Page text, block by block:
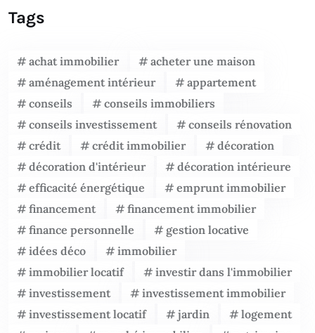
Tags
achat immobilier
acheter une maison
aménagement intérieur
appartement
conseils
conseils immobiliers
conseils investissement
conseils rénovation
crédit
crédit immobilier
décoration
décoration d'intérieur
décoration intérieure
efficacité énergétique
emprunt immobilier
financement
financement immobilier
finance personnelle
gestion locative
idées déco
immobilier
immobilier locatif
investir dans l'immobilier
investissement
investissement immobilier
investissement locatif
jardin
logement